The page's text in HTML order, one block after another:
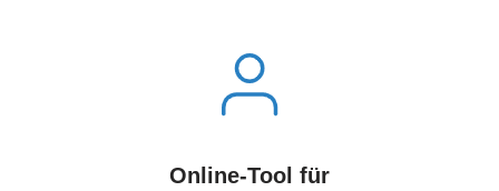
Online-Tool für